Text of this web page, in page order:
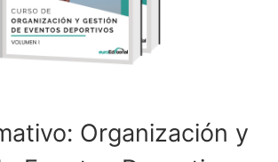
Organización y